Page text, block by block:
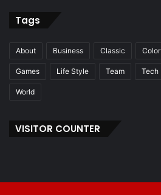
Tags
About Business Classic Color
Games Life Style Team Tech
World
VISITOR COUNTER